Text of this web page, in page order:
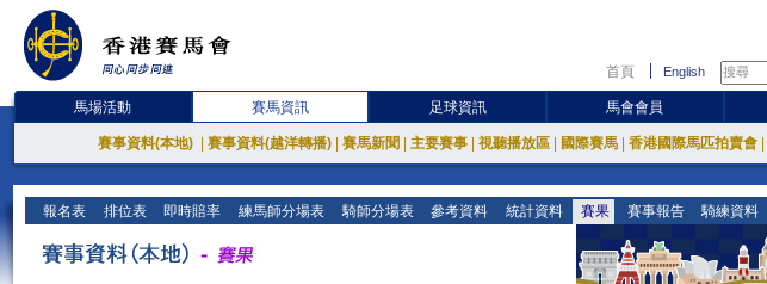
首頁 English
馬場活動 賽馬資訊 足球資訊 馬會會員
賽事資料(本地) 賽事資料(越洋轉播) 賽馬新聞 主要賽事 視聽播放區 國際賽馬 香港國際馬匹拍賣會
報名表 排位表 即時賠率 練馬師分場表 騎師分場表 參考資料 統計資料 賽果 賽事報告 騎練資料